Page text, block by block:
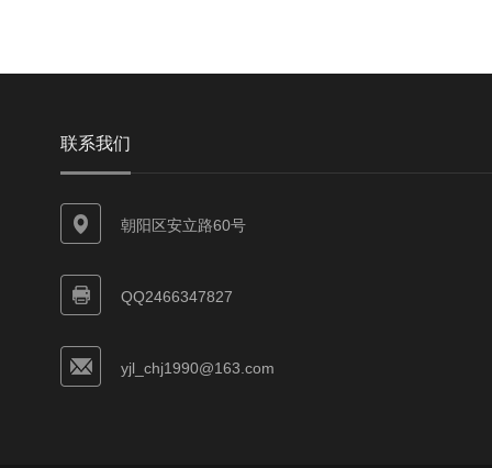
联系我们
朝阳区安立路60号
QQ2466347827
yjl_chj1990@163.com